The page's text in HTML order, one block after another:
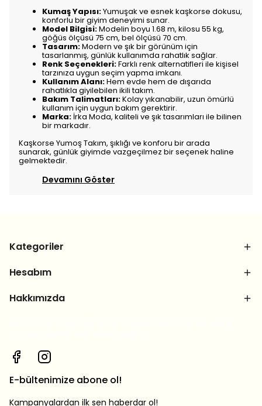
Kumaş Yapısı:Yumuşak ve esnek kaşkorse dokusu,
konforlu bir giyim deneyimi sunar.
Model Bilgisi:Modelin boyu 1.68 m, kilosu 55 kg,
göğüs ölçüsü 75 cm, bel ölçüsü 70 cm.
Tasarım:Modern ve şık bir görünüm için
tasarlanmış, günlük kullanımda rahatlık sağlar.
Renk Seçenekleri:Farklı renk alternatifleri ile kişisel
tarzınıza uygun seçim yapma imkanı.
Kullanım Alanı:Hem evde hem de dışarıda
rahatlıkla giyilebilen ikili takım.
Bakım Talimatları:Kolay yıkanabilir, uzun ömürlü
kullanım için uygun bakım gerektirir.
Marka: İrka Moda, kaliteli ve şık tasarımları ile bilinen
bir markadır.
Kaşkorse Yumoş Takım, şıklığı ve konforu bir arada
sunarak, günlük giyimde vazgeçilmez bir seçenek haline
gelmektedir.
Devamını Göster
Kategoriler
Hesabım
Hakkımızda
E-bültenimize abone ol!
Kampanyalardan ilk sen haberdar ol!